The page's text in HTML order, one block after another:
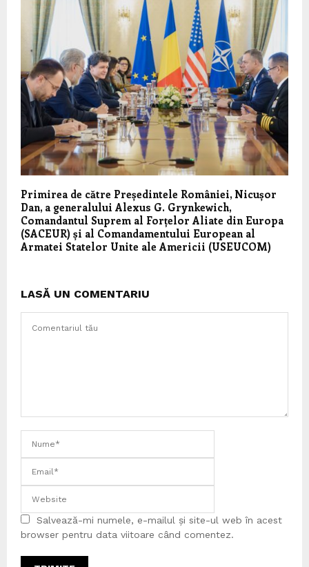
Primirea de către Președintele României, Nicușor
Dan, a generalului Alexus G. Grynkewich,
Comandantul Suprem al Forțelor Aliate din Europa
(SACEUR) și al Comandamentului European al
Armatei Statelor Unite ale Americii (USEUCOM)
LASĂ UN COMENTARIU
Salvează-mi numele, e-mailul și site-ul web în acest
browser pentru data viitoare când comentez.